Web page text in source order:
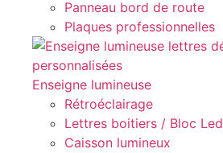
Panneau bord de route
Plaques professionnelles
Enseigne lumineuse
Rétroéclairage
Lettres boitiers / Bloc Led
Caisson lumineux